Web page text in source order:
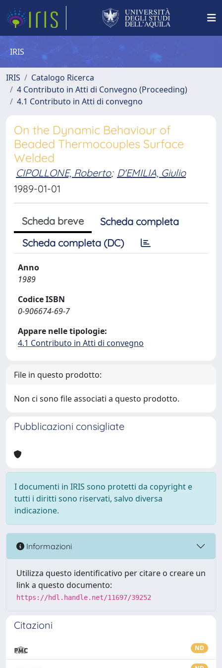
IRIS
IRIS
Catalogo Ricerca
4 Contributo in Atti di Convegno (Proceeding)
4.1 Contributo in Atti di convegno
On the Dynamic Behaviour of
Beaded Thermocouples Surface
Welded
CIPOLLONE, Roberto; D'EMILIA, Giulio
1989-01-01
Scheda breve
Scheda completa
Scheda completa (DC)
Anno
1989
Codice ISBN
0-906674-69-7
Appare nelle tipologie:
4.1 Contributo in Atti di convegno
File in questo prodotto:
Non ci sono file associati a questo prodotto.
Pubblicazioni consigliate
I documenti in IRIS sono protetti da copyright e
tutti i diritti sono riservati, salvo diversa
indicazione.
Informazioni
Utilizza questo identificativo per citare o creare un
link a questo documento:
https://hdl.handle.net/11697/39252
Citazioni
ND